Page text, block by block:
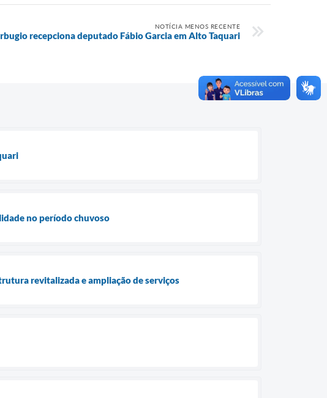
NOTÍCIA MENOS RECENTE
recepciona deputado Fábio Garcia em Alto Taquari
no período chuvoso
revitalizada e ampliação de serviços